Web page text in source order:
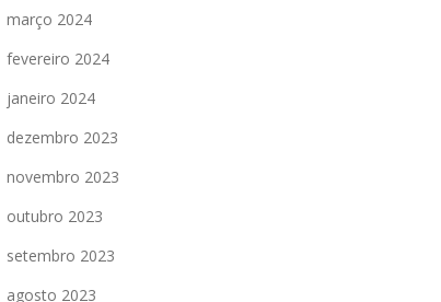
março 2024
fevereiro 2024
janeiro 2024
dezembro 2023
novembro 2023
outubro 2023
setembro 2023
agosto 2023